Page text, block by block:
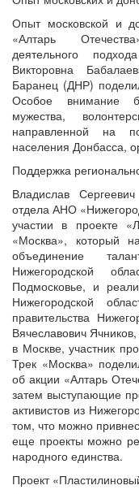
Опыт московской и
«Алтарь
деятельного
Викторовна
Баранец (ДНР)
Особое внимание
мужества,
направленной на
населения Донбасса,
Поддержка
Владислав
отдела АНО
участии в проекте
«Москва», который
объединение
Нижегородской
Подмосковье, и
Нижегородской
правительства
Вячеславович
в Москве, участник
Трек «Москва»
об акции «Алтарь
затем выступающие
активистов из
том, что можно
еще проекты можно
народного единства.
Проект